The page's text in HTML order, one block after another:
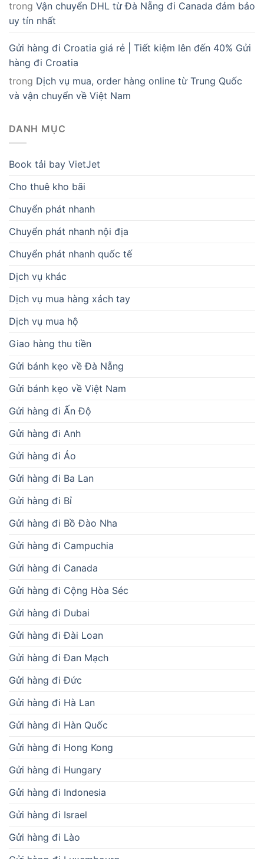
trong Vận chuyển DHL từ Đà Nẵng đi Canada đảm bảo
uy tín nhất
Gửi hàng đi Croatia giá rẻ | Tiết kiệm lên đến 40% Gửi
hàng đi Croatia
trong Dịch vụ mua, order hàng online từ Trung Quốc
và vận chuyển về Việt Nam
DANH MỤC
Book tải bay VietJet
Cho thuê kho bãi
Chuyển phát nhanh
Chuyển phát nhanh nội địa
Chuyển phát nhanh quốc tế
Dịch vụ khác
Dịch vụ mua hàng xách tay
Dịch vụ mua hộ
Giao hàng thu tiền
Gửi bánh kẹo về Đà Nẵng
Gửi bánh kẹo về Việt Nam
Gửi hàng đi Ấn Độ
Gửi hàng đi Anh
Gửi hàng đi Áo
Gửi hàng đi Ba Lan
Gửi hàng đi Bỉ
Gửi hàng đi Bồ Đào Nha
Gửi hàng đi Campuchia
Gửi hàng đi Canada
Gửi hàng đi Cộng Hòa Séc
Gửi hàng đi Dubai
Gửi hàng đi Đài Loan
Gửi hàng đi Đan Mạch
Gửi hàng đi Đức
Gửi hàng đi Hà Lan
Gửi hàng đi Hàn Quốc
Gửi hàng đi Hong Kong
Gửi hàng đi Hungary
Gửi hàng đi Indonesia
Gửi hàng đi Israel
Gửi hàng đi Lào